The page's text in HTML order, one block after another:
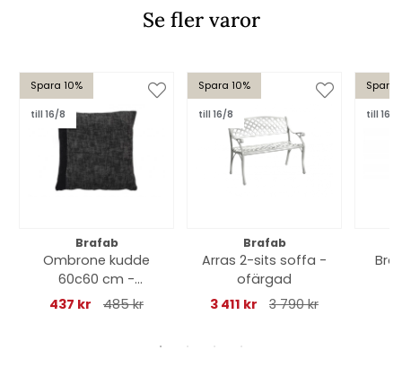
Se fler varor
Spara 10%
till 16/8
Brafab
Ombrone kudde
60c60 cm -
antracit
437 kr 485 kr
Spara 10%
till 16/8
Brafab
Arras 2-sits soffa -
ofärgad
3 411 kr
3 790 kr
Spara
till 16/8